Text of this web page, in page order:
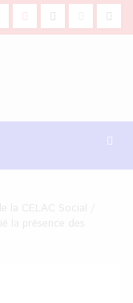
facebookYoutube
X